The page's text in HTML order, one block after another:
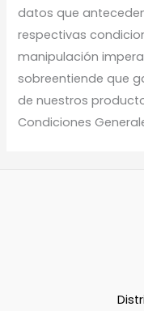
datos que
respectivas
manipulación
sobreentiende que
de nuestros
Condiciones